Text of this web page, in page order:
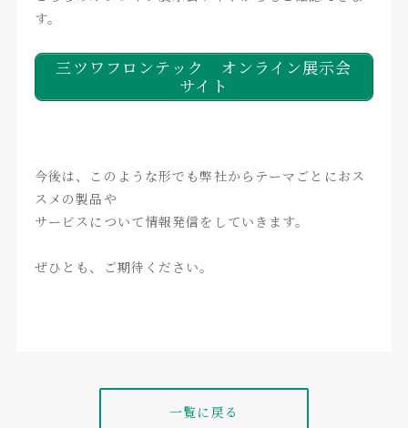
す。
三ツワフロンテック オンライン展示会
サイト
今後は、このような形でも弊社からテーマごとにおス
スメの製品や
サービスについて情報発信をしていきます。
ぜひとも、ご期待ください。
一覧に戻る